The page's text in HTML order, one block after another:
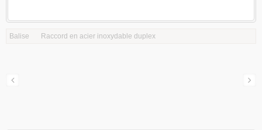
Balise Raccord en acier inoxydable duplex